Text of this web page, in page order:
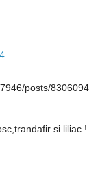
:
posts/8306094
si liliac !